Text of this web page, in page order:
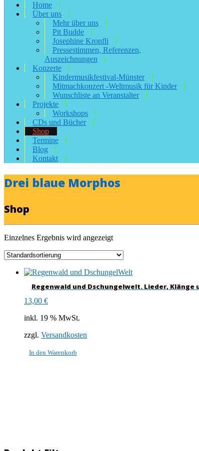
Home
Über uns
Mehr über uns
Pit Budde
Josephine Kronfli
Pressestimmen, Referenzen,
Auszeichnungen
Konzerte
Kindermusikfestival-Münster
Mitmachkonzert -Weltmusik für Kinder
Wunschliste an Veranstalter
Projekte
Workshops
CDs und Bücher
Shop
Termine
Blog
Kontakt
Drei blaue Morphos
Shop
Einzelnes Ergebnis wird angezeigt
Regenwald und Dschungelwelt. Lieder, Klänge
13,00 €
inkl. 19 % MwSt.
zzgl. Versandkosten
In den Warenkorb